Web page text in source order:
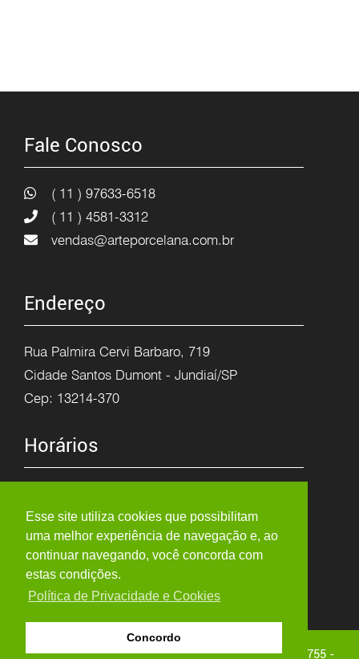
Esse site utiliza cookies que possibilitam
uma melhor experiência de navegação e, ao
continuar navegando, você concorda com
estas condições.
Política de Privacidade e Cookies
Concordo
Fale Conosco
( 11 ) 97633-6518
( 11 ) 4581-3312
vendas@arteporcelana.com.br
Endereço
Rua Palmira Cervi Barbaro, 719
Cidade Santos Dumont - Jundiaí/SP
Cep: 13214-370
Horários
8h as 12h
13:15h as 17:30h
Copyright © 2026 - ARTE PORCELANA - Visitas: 3.007.755 -